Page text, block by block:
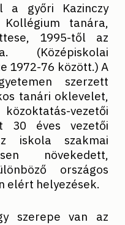
a győri Kazinczy
tanára,
1995-től az
(Középiskolai
1972-76 között.) A
szerzett
tanári oklevelet,
vezetői
30 éves vezetői
iskola szakmai
növekedett,
országos
elért helyezések.
szerepe van az